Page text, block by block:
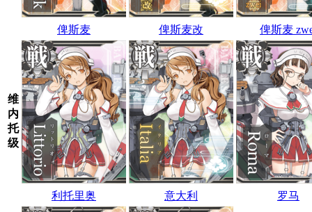
俾斯麦 俾斯麦改 俾斯麦
维
内
托
级
利托里奥 意大利 罗马